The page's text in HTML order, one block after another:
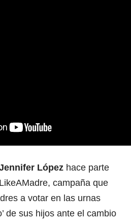
López hace parte
campaña que
a votar en las urnas
de sus hijos ante el cambio